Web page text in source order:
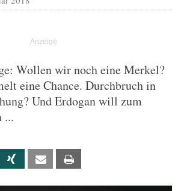
Wollen wir noch eine Merkel?
eine Chance. Durchbruch in
Und Erdogan will zum
...
Linkedin Xing Email